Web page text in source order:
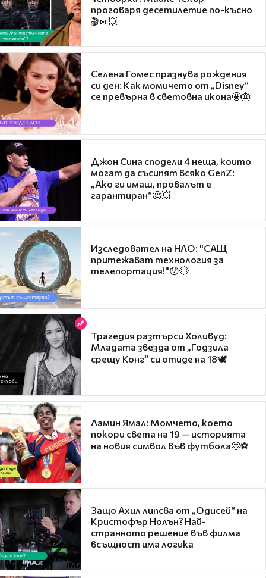
проговаря десетилетие по-късно
🎬👀💥
Селена Гомес празнува рождения
си ден: Как момичето от „Disney“
се превърна в световна икона🤩🎂
Джон Сина сподели 4 неща, които
могат да съсипят всяко GenZ:
„Ако ги имаш, провалът е
гарантиран“🧐💥
Изследовател на НЛО: "САЩ
притежават технология за
телепортация!"😯💥
Трагедия разтърси Холивуд:
Младата звезда от „Годзила
срещу Конг“ си отиде на 18🕊️
Ламин Ямал: Момчето, което
покори света на 19 — историята
на новия символ във футбола🤩⚽
Защо Ахил липсва от „Одисей“ на
Кристофър Нолън? Най-
странното решение във филма
всъщност има логика